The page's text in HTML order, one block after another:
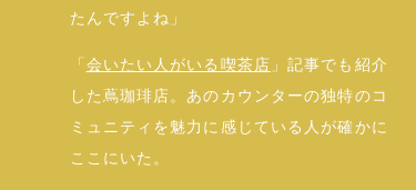
たんですよね」
「会いたい人がいる喫茶店 」記事でも紹介
した蔦珈琲店。あのカウンターの独特のコ
ミュニティを魅力に感じている人が確かに
ここにいた。